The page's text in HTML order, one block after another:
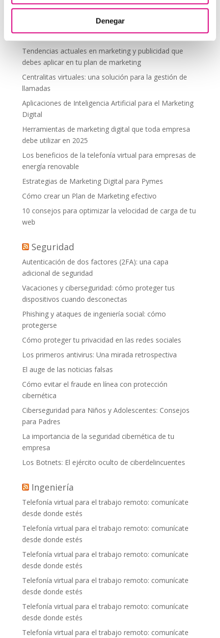
Denegar
segura en altura
Telefonía virtual para el trabajo remoto: comunícate
desde donde estés
Tendencias actuales en marketing y publicidad que
debes aplicar en tu plan de marketing
Centralitas virtuales: una solución para la gestión de
llamadas
Aplicaciones de Inteligencia Artificial para el Marketing
Digital
Herramientas de marketing digital que toda empresa
debe utilizar en 2025
Los beneficios de la telefonía virtual para empresas de
energía renovable
Estrategias de Marketing Digital para Pymes
Cómo crear un Plan de Marketing efectivo
10 consejos para optimizar la velocidad de carga de tu
web
Seguridad
Autenticación de dos factores (2FA): una capa
adicional de seguridad
Vacaciones y ciberseguridad: cómo proteger tus
dispositivos cuando desconectas
Phishing y ataques de ingeniería social: cómo
protegerse
Cómo proteger tu privacidad en las redes sociales
Los primeros antivirus: Una mirada retrospectiva
El auge de las noticias falsas
Cómo evitar el fraude en línea con protección
cibernética
Ciberseguridad para Niños y Adolescentes: Consejos
para Padres
La importancia de la seguridad cibernética de tu
empresa
Los Botnets: El ejército oculto de ciberdelincuentes
Ingeniería
Telefonía virtual para el trabajo remoto: comunícate
desde donde estés
Telefonía virtual para el trabajo remoto: comunícate
desde donde estés
Telefonía virtual para el trabajo remoto: comunícate
desde donde estés
Telefonía virtual para el trabajo remoto: comunícate
desde donde estés
Telefonía virtual para el trabajo remoto: comunícate
desde donde estés
Telefonía virtual para el trabajo remoto: comunícate